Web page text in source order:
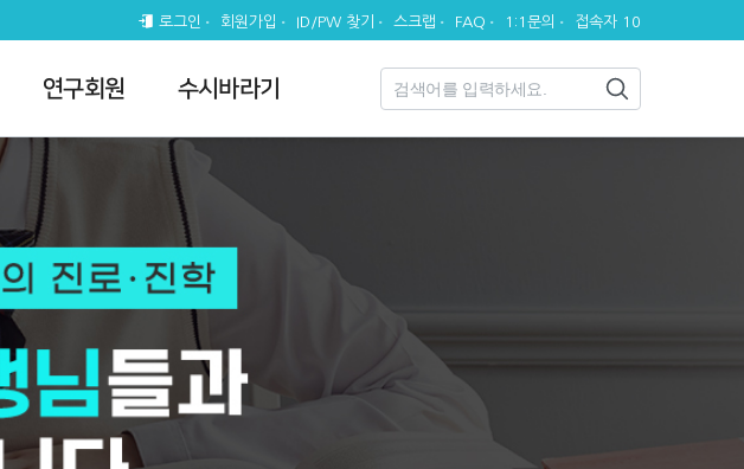
로그인 회원가입 ID/PW 찾기 스크랩 FAQ 1:1문의 접속자 10
연구회원 수시바라기